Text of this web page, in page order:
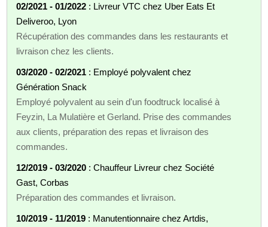
02/2021 - 01/2022 : Livreur VTC chez Uber Eats Et
Deliveroo, Lyon
Récupération des commandes dans les restaurants et
livraison chez les clients.
03/2020 - 02/2021 : Employé polyvalent chez
Génération Snack
Employé polyvalent au sein d'un foodtruck localisé à
Feyzin, La Mulatière et Gerland. Prise des commandes
aux clients, préparation des repas et livraison des
commandes.
12/2019 - 03/2020 : Chauffeur Livreur chez Société
Gast, Corbas
Préparation des commandes et livraison.
10/2019 - 11/2019 : Manutentionnaire chez Artdis,